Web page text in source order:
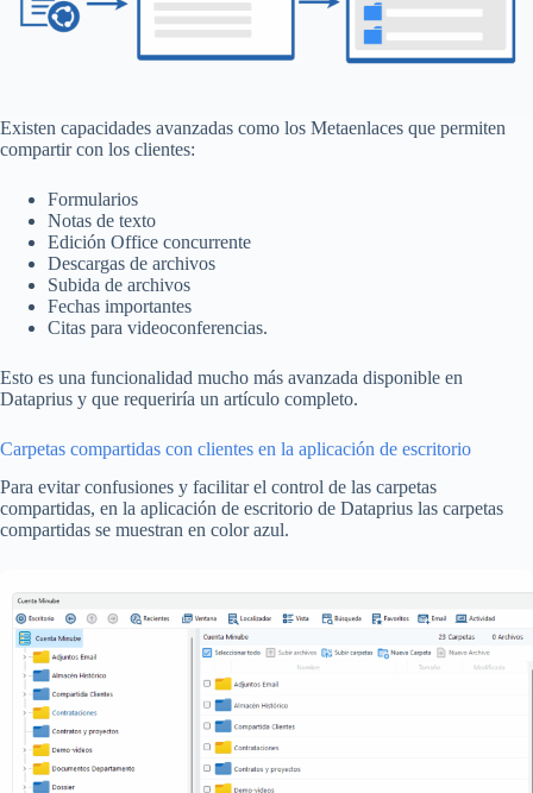
Existen capacidades avanzadas como los Metaenlaces que permiten
compartir con los clientes:
Formularios
Notas de texto
Edición Office concurrente
Descargas de archivos
Subida de archivos
Fechas importantes
Citas para videoconferencias.
Esto es una funcionalidad mucho más avanzada disponible en
Dataprius y que requeriría un artículo completo.
Carpetas compartidas con clientes en la aplicación de escritorio
Para evitar confusiones y facilitar el control de las carpetas
compartidas, en la aplicación de escritorio de Dataprius las carpetas
compartidas se muestran en color azul.